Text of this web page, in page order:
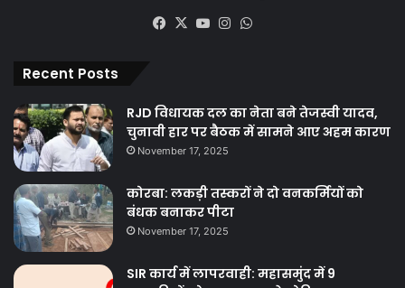
Facebook
X YouTubeInstagram
Recent Posts
RJD विधायक दल का नेता बने तेजस्वी यादव,
चुनावी हार पर बैठक में सामने आए अहम कारण
November 17, 2025
कोरबा: लकड़ी तस्करों ने दो वनकर्मियों को
बंधक बनाकर पीटा
November 17, 2025
SIR कार्य में लापरवाही: महासमुंद में 9